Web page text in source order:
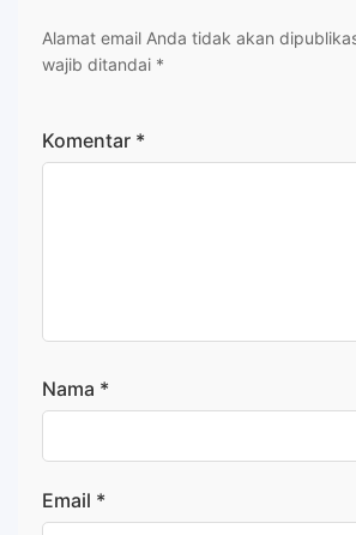
Alamat email Anda tidak akan
wajib ditandai *
Komentar *
Nama *
Email *